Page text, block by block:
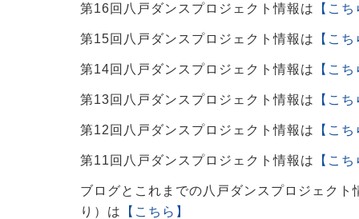
第16回八戸ダンスプロジェクト情報は 【こ
第15回八戸ダンスプロジェクト情報は 【こ
第14回八戸ダンスプロジェクト情報は 【こ
第13回八戸ダンスプロジェクト情報は 【こ
第12回八戸ダンスプロジェクト情報は 【こ
第11回八戸ダンスプロジェクト情報は 【こ
ブログとこれまでの八戸ダンスプロジェク
り）は
【こちら】